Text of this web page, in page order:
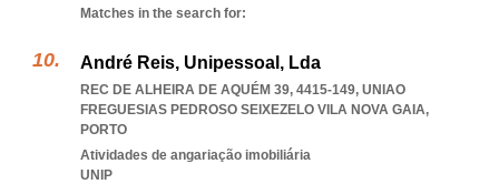
Matches in the search for:
André Reis, Unipessoal, Lda
REC DE ALHEIRA DE AQUÉM 39, 4415-149, UNIAO
FREGUESIAS PEDROSO SEIXEZELO VILA NOVA GAIA,
PORTO
Atividades de angariação imobiliária
UNIP